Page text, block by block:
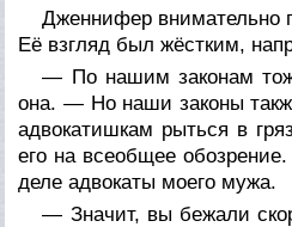
Дженнифер внимательно
Её взгляд был жёстким,
— По нашим законам
она. — Но наши законы
адвокатишкам рыться в
его на всеобщее
деле адвокаты моего мужа.
— Значит, вы бежали